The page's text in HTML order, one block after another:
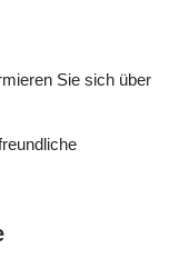
Sie sich über